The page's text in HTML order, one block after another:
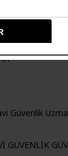
Güvenlik
GÜVENLİK